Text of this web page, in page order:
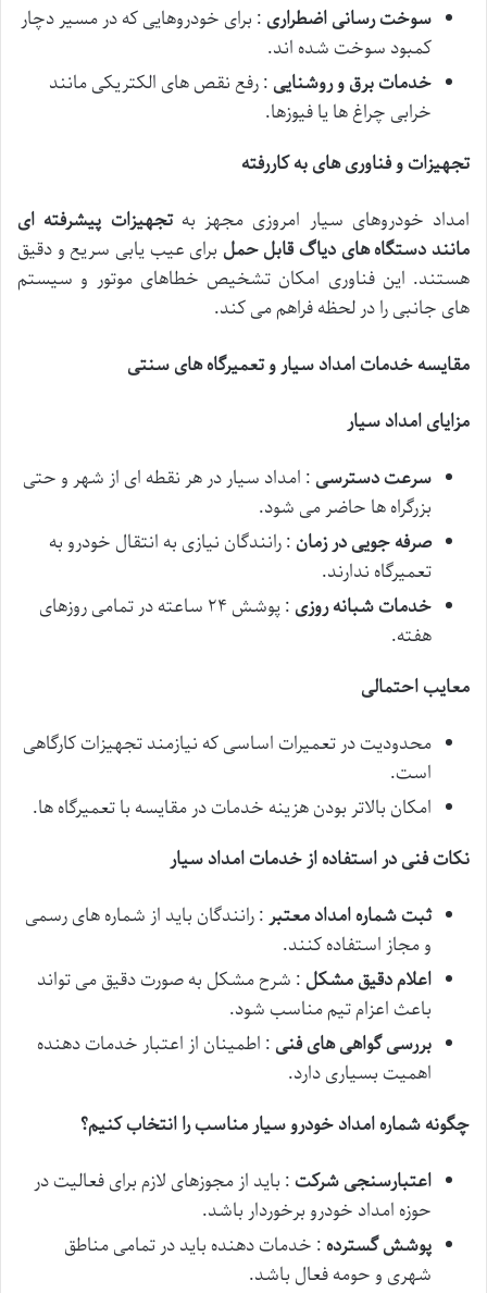
سوخت رسانی اضطراری : برای خودروهایی که در مسیر دچار
کمبود سوخت شده اند.
خدمات برق و روشنایی : رفع نقص های الکتریکی مانند
خرابی چراغ ها یا فیوزها.
تجهیزات و فناوری های به کاررفته
امداد خودروهای سیار امروزی مجهز بهتجهیزات پیشرفته ای
مانند دستگاه های دیاگ قابل حمل برای عیب یابی سریع و دقیق
هستند. این فناوری امکان تشخیص خطاهای موتور و سیستم
های جانبی را در لحظه فراهم می کند.
مقایسه خدمات امداد سیار و تعمیرگاه های سنتی
مزایای امداد سیار
سرعت دسترسی : امداد سیار در هر نقطه ای از شهر و حتی
بزرگراه ها حاضر می شود.
صرفه جویی در زمان : رانندگان نیازی به انتقال خودرو به
تعمیرگاه ندارند.
خدمات شبانه روزی
: پوشش ۲۴ ساعته در تمامی روزهای
هفته.
معایب احتمالی
محدودیت در تعمیرات اساسی که نیازمند تجهیزات کارگاهی
است.
امکان بالاتر بودن هزینه خدمات در مقایسه با تعمیرگاه ها.
نکات فنی در استفاده از خدمات امداد سیار
ثبت شماره امداد معتبر: رانندگان باید از شماره های رسمی
و مجاز استفاده کنند.
اعلام دقیق مشکل : شرح مشکل به صورت دقیق می تواند
باعث اعزام تیم مناسب شود.
بررسی گواهی های فنی : اطمینان از اعتبار خدمات دهنده
اهمیت بسیاری دارد.
چگونه شماره امداد خودرو سیار مناسب را انتخاب کنیم؟
اعتبارسنجی شرکت: باید از مجوزهای لازم برای فعالیت در
حوزه امداد خودرو برخوردار باشد.
پوشش گسترده : خدمات دهنده باید در تمامی مناطق
شهری و حومه فعال باشد.